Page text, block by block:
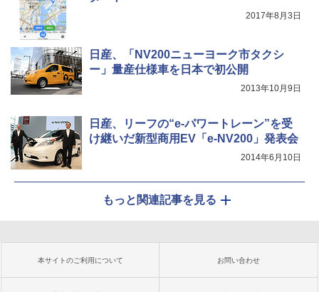
2017年8月3日
日産、「NV200ニューヨーク市タクシ
ー」量産仕様車を日本で初公開
2013年10月9日
日産、リーフの“e-パワートレーン”を受
け継いだ新型商用EV「e-NV200」発表会
2014年6月10日
もっと関連記事を見る
本サイトのご利用について お問い合わせ